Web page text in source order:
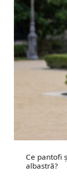
Ce pantofi
albastră?